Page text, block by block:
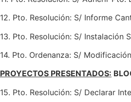
12. Pto. Resolución: S/ Informe
13. Pto. Resolución: S/ Instalación
14. Pto. Ordenanza: S/
PROYECTOS PRESENTADOS:
15. Pto. Resolución: S/ Declarar